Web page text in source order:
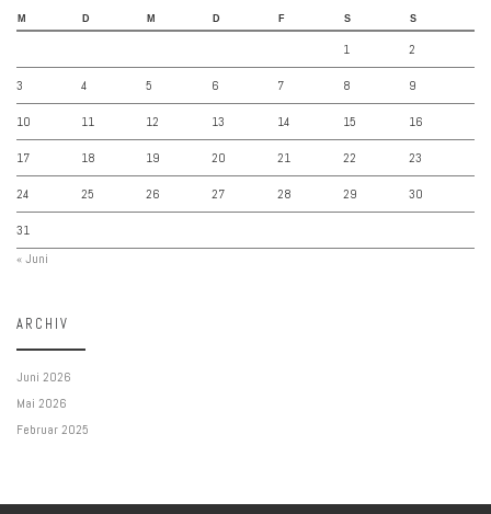
M D M D F S S
1 2
3 4 5 6 7 8 9
10 11 12 13 14 15 16
17 18 19 20 21 22 23
24 25 26 27 28 29 30
31
« Juni
ARCHIV
Juni 2026
Mai 2026
Februar 2025